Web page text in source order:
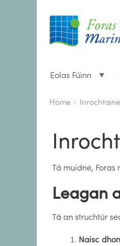
Eolas Fúinn
Breadcrumbs
You
Home
Tá muidne,
Leagan
Tá an struchtúr
Naisc